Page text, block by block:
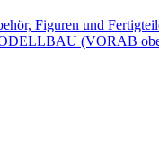
Figuren und
(VORAB